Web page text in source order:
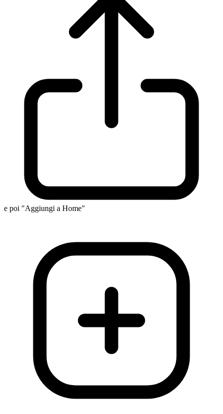
e poi "Aggiungi a Home"